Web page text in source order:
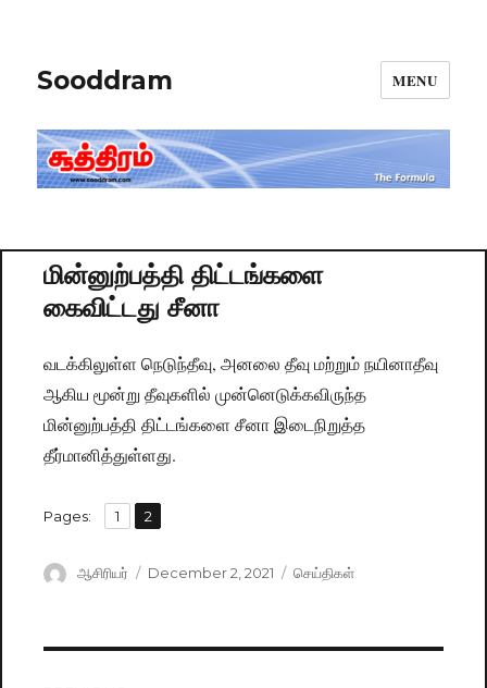
Sooddram MENU
மின்னுற்பத்தி திட்டங்களை
கைவிட்டது சீனா
வடக்கிலுள்ள நெடுந்தீவு, அனலை தீவு மற்றும் நயினாதீவு
ஆகிய மூன்று தீவுகளில் முன்னெடுக்கவிருந்த
மின்னுற்பத்தி திட்டங்களை சீனா இடைநிறுத்த
தீர்மானித்துள்ளது.
Pages: Page
1 ,
Page
2
Author
ஆசிரியர்
Posted
December 2, 2021 Categories
செய்திகள்